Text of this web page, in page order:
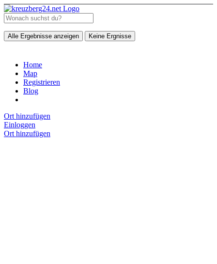
Alle Ergebnisse anzeigen Keine Ergnisse
Home
Map
Registrieren
Blog
Ort hinzufügen
Einloggen
Ort hinzufügen